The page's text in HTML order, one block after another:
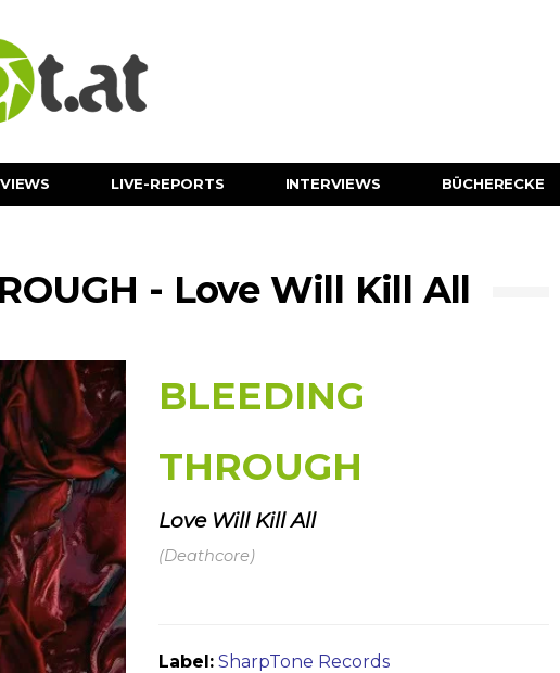
LIVE-REPORTS INTERVIEWS BÜCHERECKE
- Love Will Kill All
BLEEDING
THROUGH
Love Will Kill All
(Deathcore)
Label: SharpTone Records